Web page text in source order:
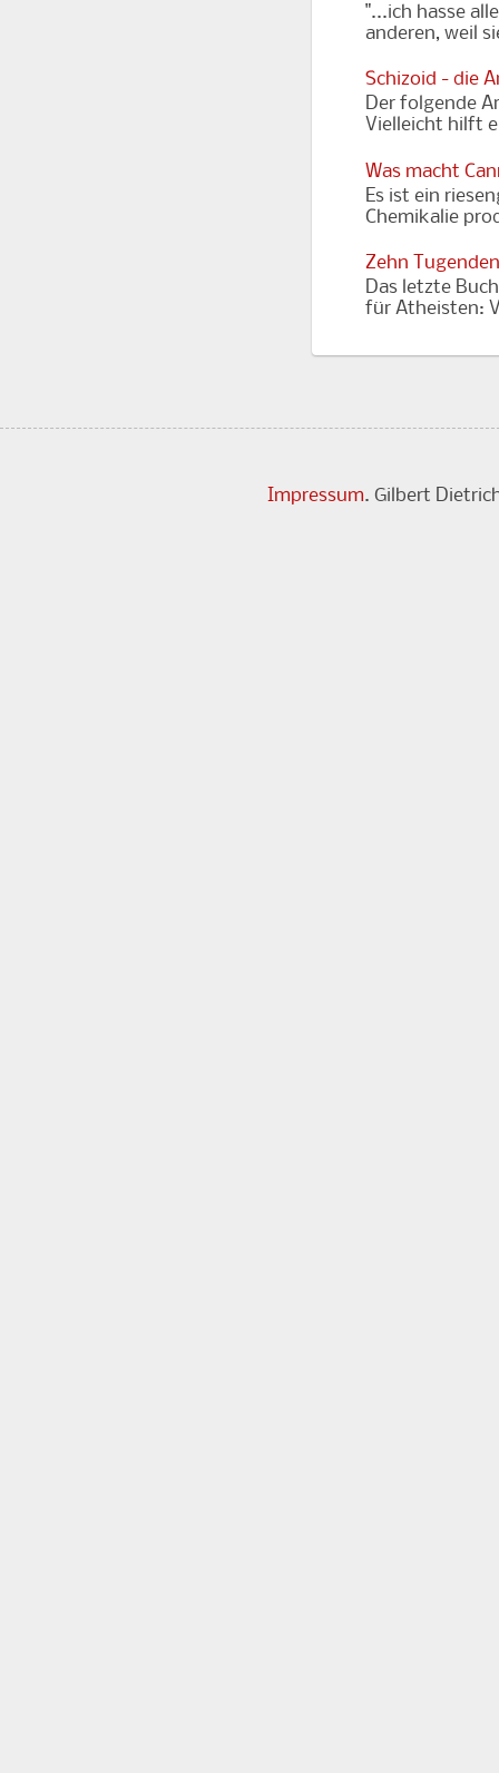
"...ich hasse
anderen, weil
Schizoid - die
Der folgende
Vielleicht hilft
Was macht
Es ist ein
Chemikalie
Zehn
Das letzte
für Atheisten:
Impressum. Gilbert